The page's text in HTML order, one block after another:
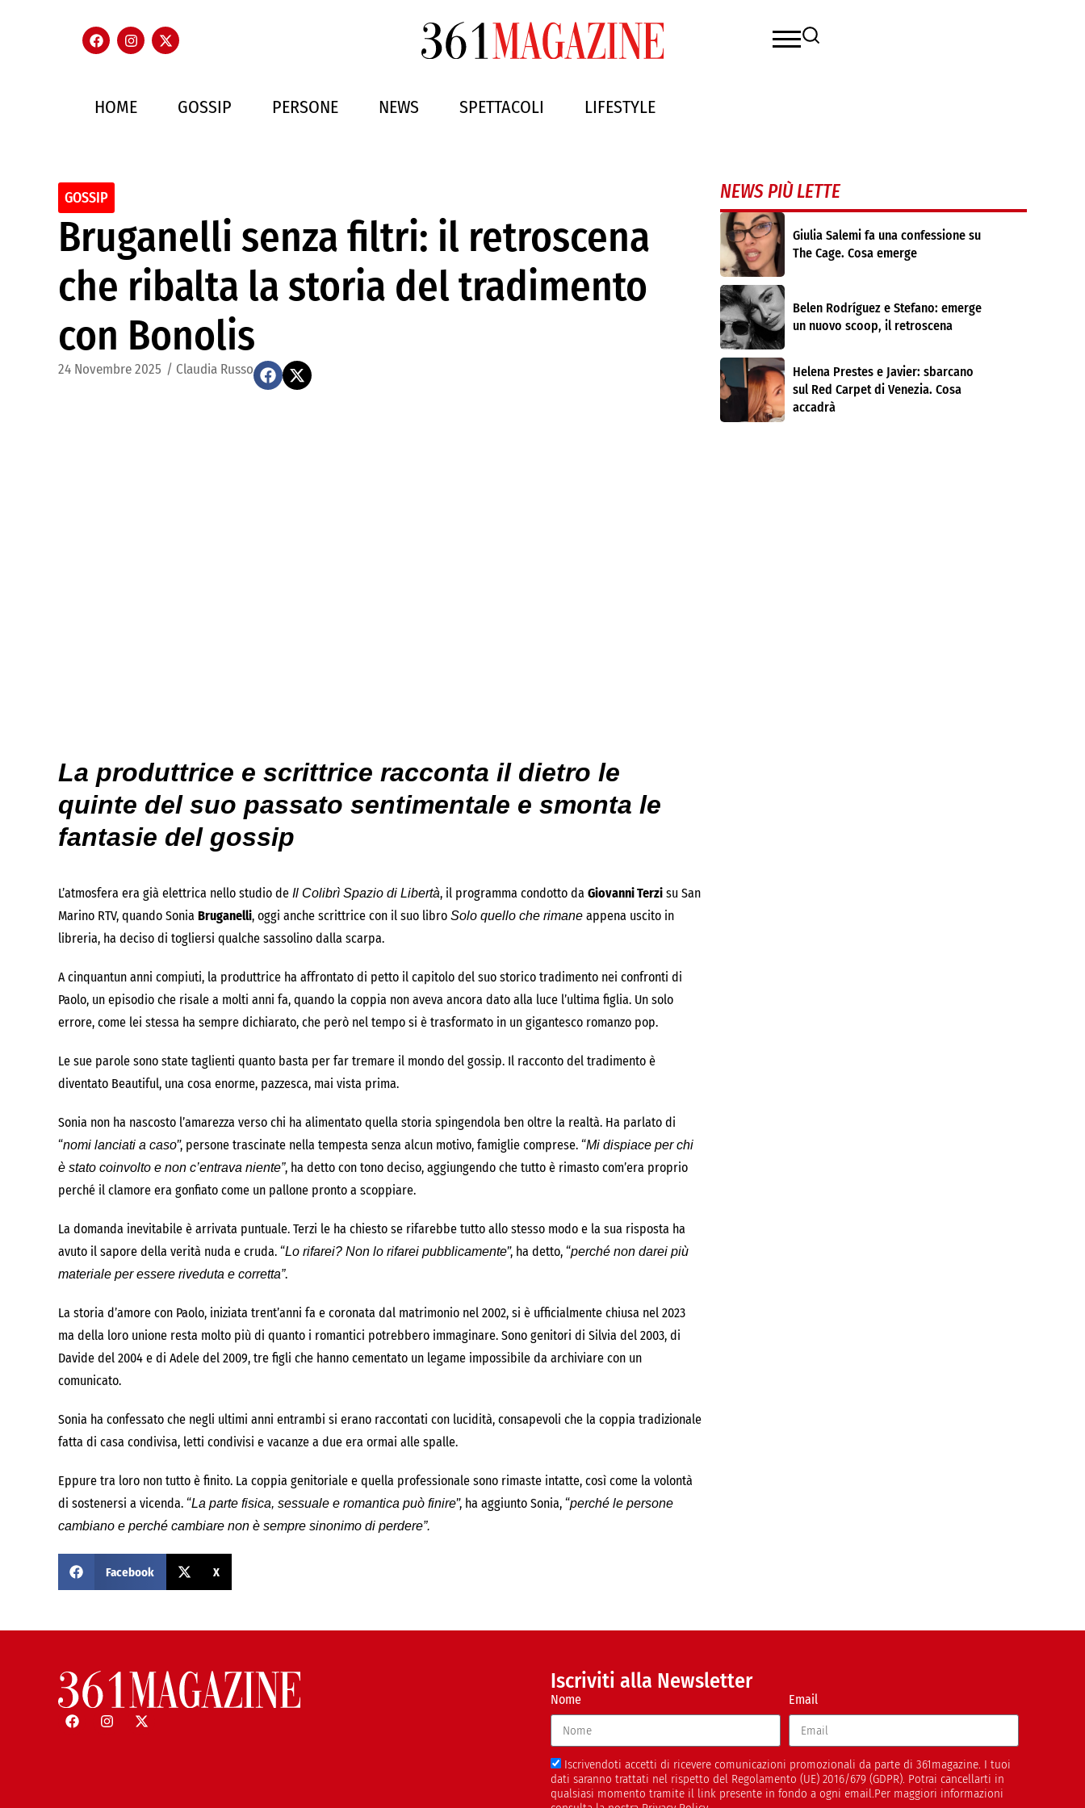
HOME GOSSIP PERSONE NEWS SPETTACOLI LIFESTYLE
GOSSIP
Bruganelli senza filtri: il retroscena
che ribalta la storia del tradimento
con Bonolis
24 Novembre 2025 / Claudia Russo
La produttrice e scrittrice racconta il dietro le
quinte del suo passato sentimentale e smonta le
fantasie del gossip
L’atmosfera era già elettrica nello studio de Il Colibrì Spazio di Libertà, il programma condotto da Giovanni Terzi su San
Marino RTV, quando Sonia Bruganelli, oggi anche scrittrice con il suo libro Solo quello che rimane appena uscito in
libreria, ha deciso di togliersi qualche sassolino dalla scarpa.
A cinquantun anni compiuti, la produttrice ha affrontato di petto il capitolo del suo storico tradimento nei confronti di
Paolo, un episodio che risale a molti anni fa, quando la coppia non aveva ancora dato alla luce l’ultima figlia. Un solo
errore, come lei stessa ha sempre dichiarato, che però nel tempo si è trasformato in un gigantesco romanzo pop.
Le sue parole sono state taglienti quanto basta per far tremare il mondo del gossip. Il racconto del tradimento è
diventato Beautiful, una cosa enorme, pazzesca, mai vista prima.
Sonia non ha nascosto l’amarezza verso chi ha alimentato quella storia spingendola ben oltre la realtà. Ha parlato di
“nomi lanciati a caso”, persone trascinate nella tempesta senza alcun motivo, famiglie comprese. “Mi dispiace per chi
è stato coinvolto e non c’entrava niente”, ha detto con tono deciso, aggiungendo che tutto è rimasto com’era proprio
perché il clamore era gonfiato come un pallone pronto a scoppiare.
La domanda inevitabile è arrivata puntuale. Terzi le ha chiesto se rifarebbe tutto allo stesso modo e la sua risposta ha
avuto il sapore della verità nuda e cruda. “Lo rifarei? Non lo rifarei pubblicamente”, ha detto, “perché non darei più
materiale per essere riveduta e corretta”.
La storia d’amore con Paolo, iniziata trent’anni fa e coronata dal matrimonio nel 2002, si è ufficialmente chiusa nel 2023
ma della loro unione resta molto più di quanto i romantici potrebbero immaginare. Sono genitori di Silvia del 2003, di
Davide del 2004 e di Adele del 2009, tre figli che hanno cementato un legame impossibile da archiviare con un
comunicato.
Sonia ha confessato che negli ultimi anni entrambi si erano raccontati con lucidità, consapevoli che la coppia tradizionale
fatta di casa condivisa, letti condivisi e vacanze a due era ormai alle spalle.
Eppure tra loro non tutto è finito. La coppia genitoriale e quella professionale sono rimaste intatte, così come la volontà
di sostenersi a vicenda. “La parte fisica, sessuale e romantica può finire”, ha aggiunto Sonia, “perché le persone
cambiano e perché cambiare non è sempre sinonimo di perdere”.
Facebook X
NEWS PIÙ LETTE
Giulia Salemi fa una confessione su
The Cage. Cosa emerge
Belen Rodríguez e Stefano: emerge
un nuovo scoop, il retroscena
Helena Prestes e Javier: sbarcano
sul Red Carpet di Venezia. Cosa
accadrà
Iscriviti alla Newsletter
Nome Email
Iscrivendoti accetti di ricevere comunicazioni promozionali da parte di 361magazine. I tuoi
dati saranno trattati nel rispetto del Regolamento (UE) 2016/679 (GDPR). Potrai cancellarti in
qualsiasi momento tramite il link presente in fondo a ogni email.Per maggiori informazioni